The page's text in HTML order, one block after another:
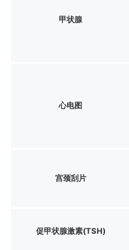
甲状腺
心电图
宫颈刮片
促甲状腺激素(TSH)